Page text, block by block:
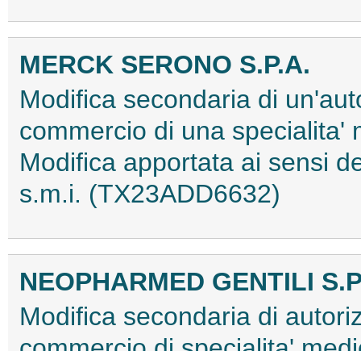
MERCK SERONO S.P.A.
Modifica secondaria di
commercio di una specialita'
Modifica apportata ai sensi
s.m.i. (TX23ADD6632)
NEOPHARMED GENTILI
Modifica secondaria di